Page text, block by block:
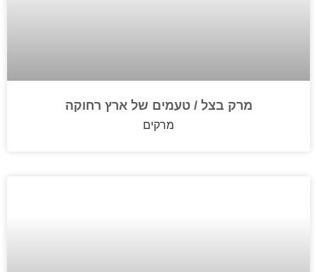
מרק בצל / טעמים של ארץ רחוקה
מרקים